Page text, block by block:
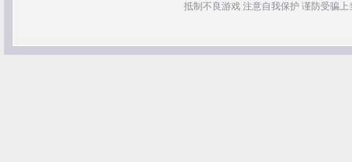
抵制不良游戏 注意自我保护 谨防受骗